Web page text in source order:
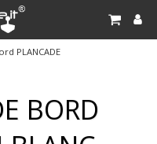
PLANCADE
BORD